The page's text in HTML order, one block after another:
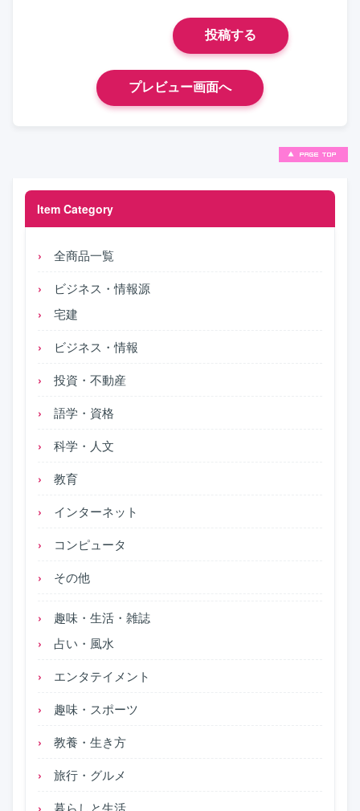
Item Category
全商品一覧
ビジネス・情報源
宅建
ビジネス・情報
投資・不動産
語学・資格
科学・人文
教育
インターネット
コンピュータ
その他
趣味・生活・雑誌
占い・風水
エンタテイメント
趣味・スポーツ
教養・生き方
旅行・グルメ
暮らしと生活